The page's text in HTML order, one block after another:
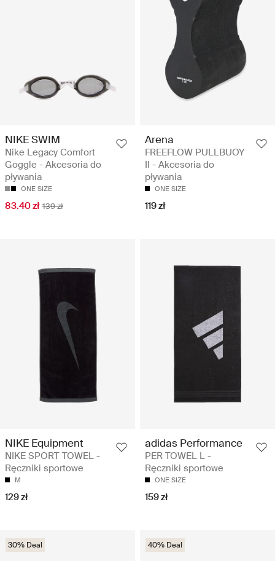
NIKE SWIM
Nike Legacy Comfort
Goggle - Akcesoria do
pływania
ONE SIZE
83.40 zł 139 zł
Arena
FREEFLOW PULLBUOY
II - Akcesoria do
pływania
ONE SIZE
119 zł
NIKE Equipment
NIKE SPORT TOWEL -
Ręczniki sportowe
M
129 zł
adidas Performance
PER TOWEL L -
Ręczniki sportowe
ONE SIZE
159 zł
30% Deal 40% Deal